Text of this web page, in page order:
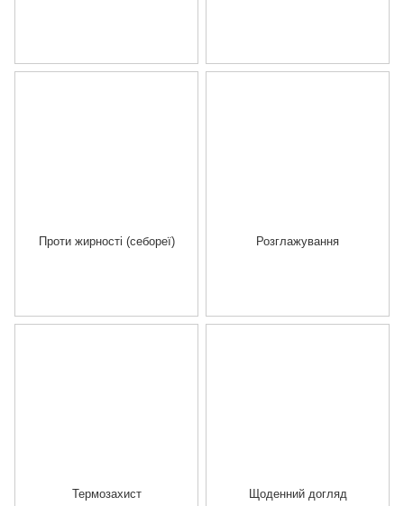
Проти жирності (себореї) Розглажування
Термозахист Щоденний догляд